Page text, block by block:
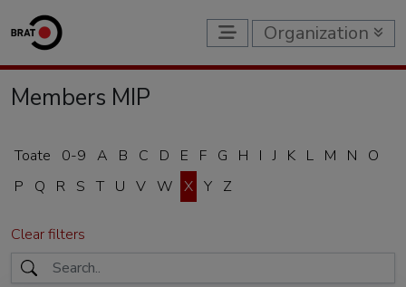
Organization
Members MIP
Toate 0-9 A B C D E F G H I J K L M N
O
P
Q R S T U V W X Y Z
Clear filters